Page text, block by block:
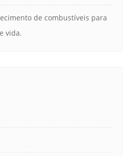
de combustíveis para
vida.